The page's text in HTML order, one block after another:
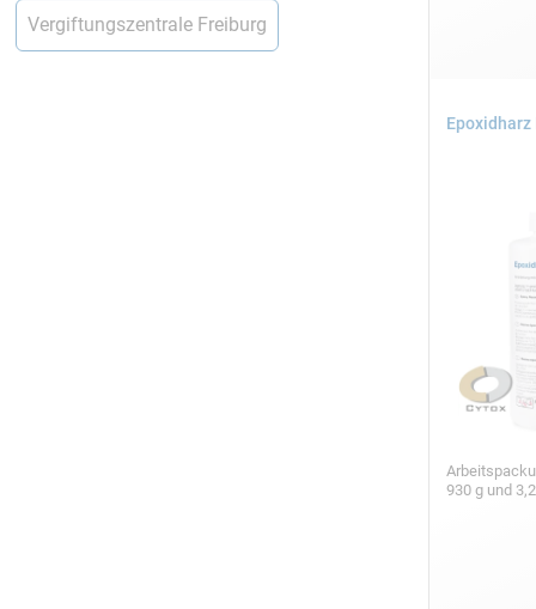
Vergiftungszentrale Freiburg
Epoxidharz
930 g und